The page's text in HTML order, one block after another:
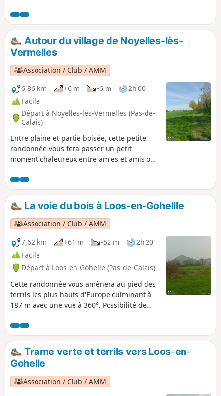
Autour du village de Noyelles-lès-
Vermelles
Association / Club / AMM
6,86 km
+6 m -6 m
2h 00
Facile
Départ à Noyelles-lès-Vermelles (Pas-de-
Calais)
Entre plaine et partie boisée, cette petite
randonnée vous fera passer un petit
moment chaleureux entre amies et amis ou
sont appelés les noyelloises et noyellois et la
commune fut décorée de la croix de guerre
en septembre 1920
La voie du bois à Loos-en-Gohellle
Association / Club / AMM
7,62 km
+61 m -52 m
2h 20
Facile
Départ à Loos-en-Gohelle (Pas-de-Calais)
Cette randonnée vous amènera au pied des
terrils les plus hauts d'Europe culminant à
187 m avec une vue à 360°. Possibilité de
courageux
Trame verte et terrils vers Loos-en-
Gohelle
Association / Club / AMM